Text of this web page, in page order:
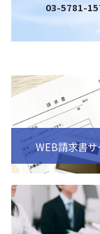
03-5781-
WEB請求書サ